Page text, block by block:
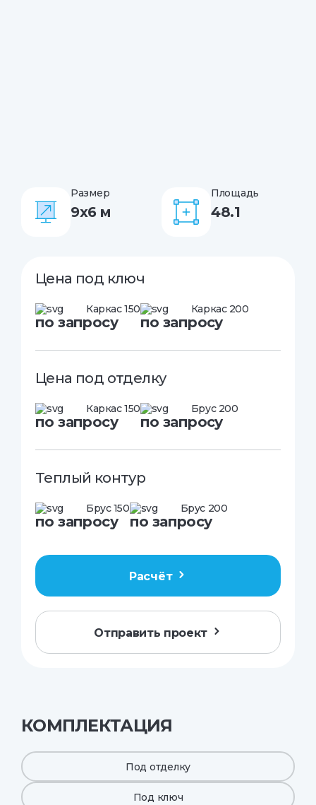
Размер
9x6 м
Площадь
48.1
Цена под ключ
Каркас 150
по запросу
Каркас 200
по запросу
Цена под отделку
Каркас 150
по запросу
Брус 200
по запросу
Теплый контур
Брус 150
по запросу
Брус 200
по запросу
Расчёт
Отправить проект
КОМПЛЕКТАЦИЯ
Под отделку
Под ключ